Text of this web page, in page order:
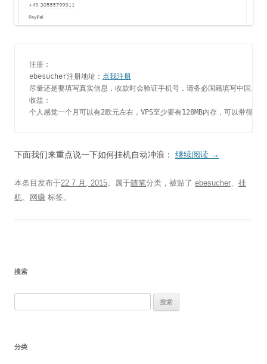
注册：
ebesucher注册地址： 点我注册
尽量还是要填写真实信息，收款时会验证手机号，请务必国籍填写中国。
收益：
下面我们来重点说一下如何挂机自动冲浪： 继续阅读 →
本条目发布于22 7 月, 2015。属于随笔分类，被贴了 ebesucher、 挂
机、 网赚 标签。
搜索
分类